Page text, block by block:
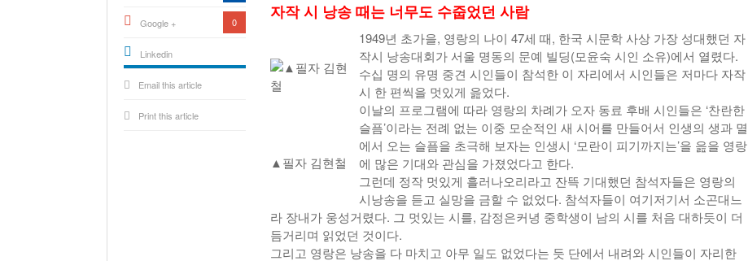
자작 시 낭송 때는 너무도 수줍었던 사람
▲필자 김현철
1949년 초가을, 영랑의 나이 47세 때, 한국 시문학 사상 가장 성대했던 자
작시 낭송대회가 서울 명동의 문예 빌딩(모윤숙 시인 소유)에서 열렸다.
수십 명의 유명 중견 시인들이 참석한 이 자리에서 시인들은 저마다 자작
시 한 편씩을 멋있게 읊었다.
이날의 프로그램에 따라 영랑의 차례가 오자 동료 후배 시인들은 ‘찬란한
슬픔’이라는 전례 없는 이중 모순적인 새 시어를 만들어서 인생의 생과 멸
에서 오는 슬픔을 초극해 보자는 인생시 ‘모란이 피기까지는’을 읊을 영랑
에 많은 기대와 관심을 가졌었다고 한다.
그런데 정작 멋있게 흘러나오리라고 잔뜩 기대했던 참석자들은 영랑의
시낭송을 듣고 실망을 금할 수 없었다. 참석자들이 여기저기서 소곤대느
라 장내가 웅성거렸다. 그 멋있는 시를, 감정은커녕 중학생이 남의 시를 처음 대하듯이 더
듬거리며 읽었던 것이다.
그리고 영랑은 낭송을 다 마치고 아무 일도 없었다는 듯 단에서 내려와 시인들이 자리한
Google + 0
Linkedin
icon[type=linkedin-bug]
Email this article
Print this article